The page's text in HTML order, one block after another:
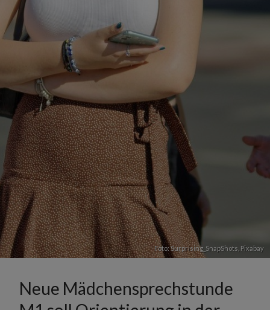
Foto: Surprising_SnapShots, Pixabay
Neue Mädchensprechstunde